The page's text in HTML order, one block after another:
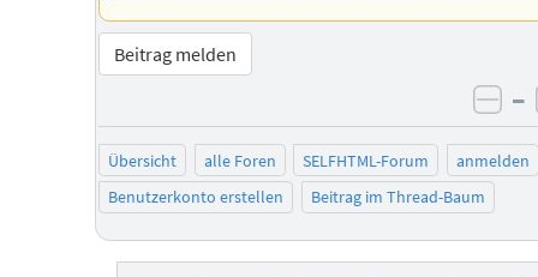
Beitrag melden
–
Übersicht alle Foren SELFHTML-Forum
anmelden
Benutzerkonto erstellen
Beitrag im Thread-Baum